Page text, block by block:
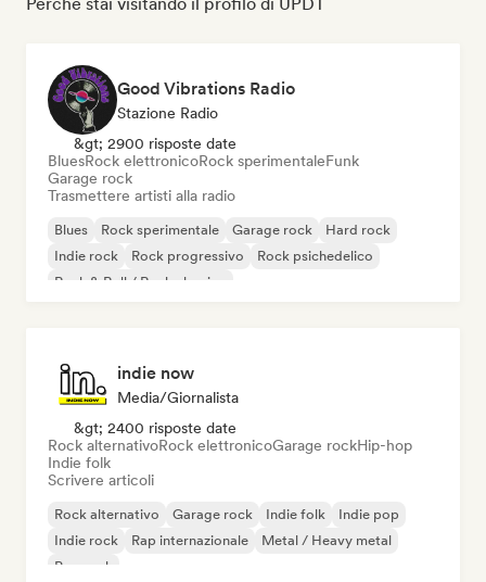
Good Vibrations Radio
Stazione Radio
&gt; 2900 risposte date
BluesRock elettronicoRock sperimentaleFunk
Garage rock
Trasmettere artisti alla radio
Blues Rock sperimentale Garage rock
Hard rock
Indie rock
Rock progressivo
Rock psichedelico
Rock & Roll / Rock classico
indie now
Media/Giornalista
&gt; 2400 risposte date
Rock alternativoRock elettronicoGarage rockHip-hop
Indie folk
Scrivere articoli
Rock alternativo Garage rock Indie folk
Indie pop
Indie rock
Rap internazionale
Metal / Heavy metal
Pop rock